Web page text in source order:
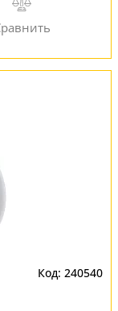
240540